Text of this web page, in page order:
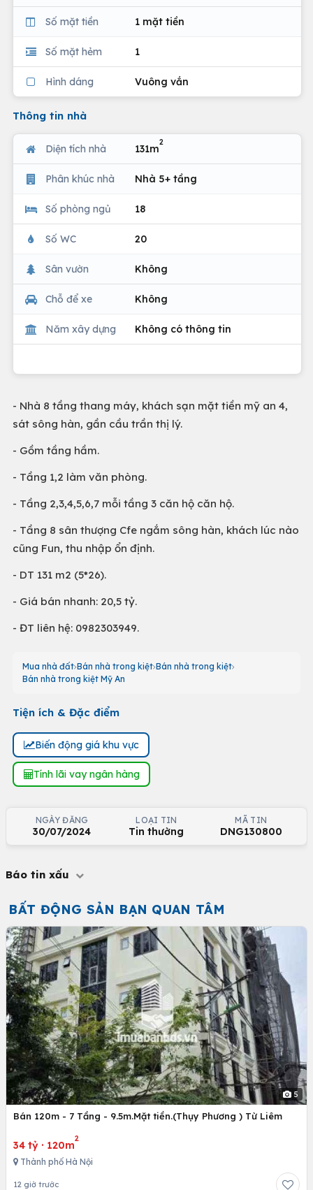
Số mặt tiền 1 mặt tiền
Số mặt hẻm 1
Hình dáng Vuông vắn
Thông tin nhà
Diện tích nhà 131m
2
Phân khúc nhà Nhà 5+ tầng
Số phòng ngủ 18
Số WC 20
Sân vườn Không
Chỗ để xe Không
Năm xây dựng Không có thông tin
- Nhà 8 tầng thang máy, khách sạn mặt tiền mỹ an 4,
sát sông hàn, gần cầu trần thị lý.
- Gồm tầng hầm.
- Tầng 1,2 làm văn phòng.
- Tầng 2,3,4,5,6,7 mỗi tầng 3 căn hộ căn hộ.
- Tầng 8 sân thượng Cfe ngắm sông hàn, khách lúc nào
cũng Fun, thu nhập ổn định.
- DT 131 m2 (5*26).
- Giá bán nhanh: 20,5 tỷ.
- ĐT liên hệ: 0982303949.
Mua nhà đất Bán nhà trong kiệt Bán nhà trong kiệt
Bán nhà trong kiệt Mỹ An
Tiện ích & Đặc điểm
Biến động giá khu vực
Tính lãi vay ngân hàng
NGÀY ĐĂNG
30/07/2024
LOẠI TIN
Tin thường
MÃ TIN
DNG130800
Báo tin xấu
BẤT ĐỘNG SẢN BẠN QUAN TÂM
5
Bán 120m - 7 Tầng - 9.5m.Mặt tiền.(Thụy Phương ) Từ Liêm
34 tỷ · 120m
2
Thành phố Hà Nội
12 giờ trước